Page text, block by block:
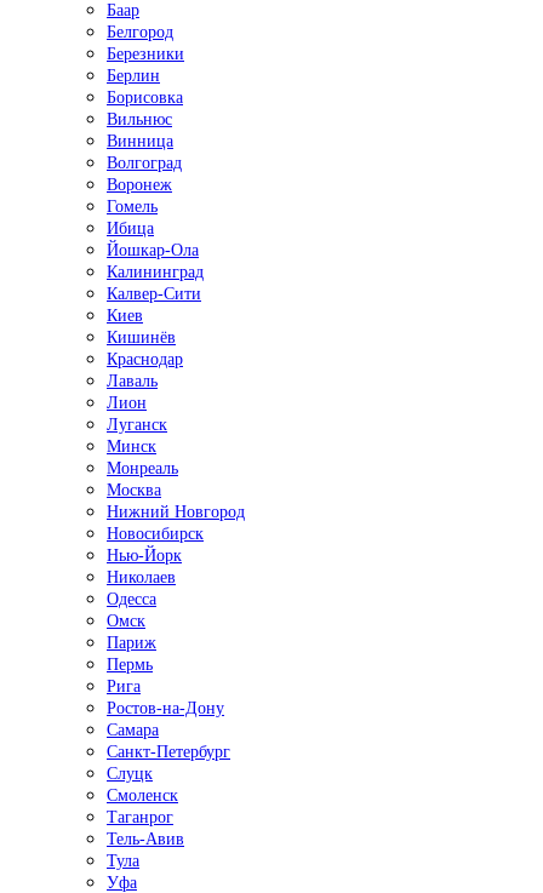
Баар
Белгород
Березники
Берлин
Борисовка
Вильнюс
Винница
Волгоград
Воронеж
Гомель
Ибица
Йошкар-Ола
Калининград
Калвер-Сити
Киев
Кишинёв
Краснодар
Лаваль
Лион
Луганск
Минск
Монреаль
Москва
Нижний Новгород
Новосибирск
Нью-Йорк
Николаев
Одесса
Омск
Париж
Пермь
Рига
Ростов-на-Дону
Самара
Санкт-Петербург
Слуцк
Смоленск
Таганрог
Тель-Авив
Тула
Уфа